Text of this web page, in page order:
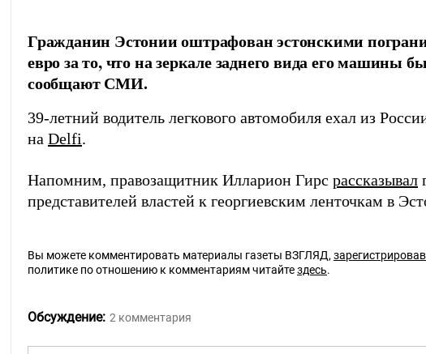
Гражданин Эстонии оштрафован эстонскими
евро за то, что на зеркале заднего вида его машины
сообщают СМИ.
39-летний водитель легкового автомобиля ехал из
на Delfi.
Напомним, правозащитник Илларион Гирс рассказывал
представителей властей к георгиевским ленточкам в
Вы можете комментировать материалы газеты ВЗГЛЯД,
политике по отношению к комментариям читайтездесь.
Обсуждение: 2 комментария